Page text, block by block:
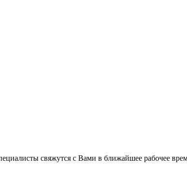
свяжутся с Вами в ближайшее рабочее